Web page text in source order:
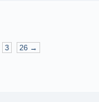
3 26 →